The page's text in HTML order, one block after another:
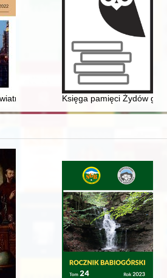
Lesku przygotowana i wydana z
w dziewiętnastowiecznym Poznaniu
Księga pamięci Żydów